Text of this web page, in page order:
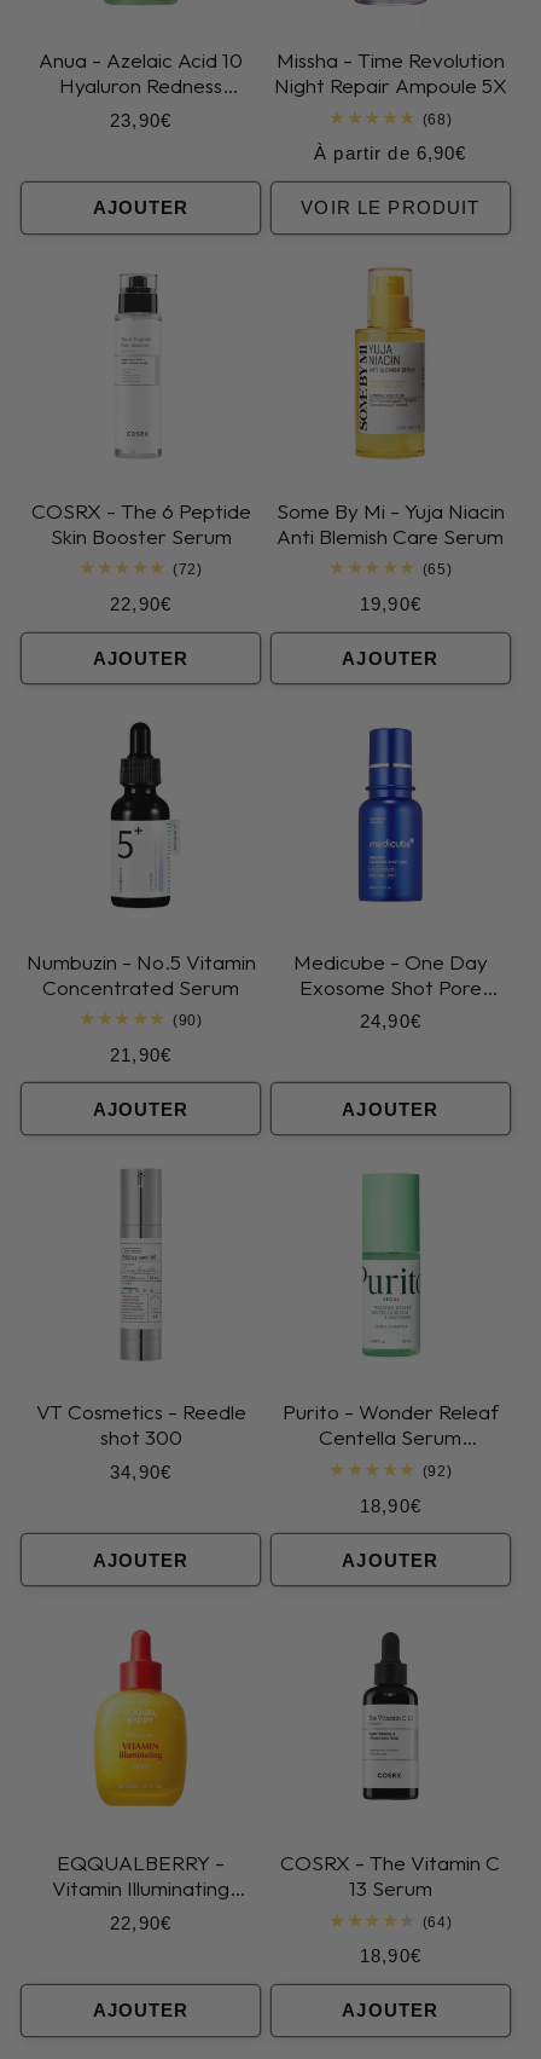
Anua - Azelaic Acid 10
Hyaluron Redness
Soothing Serum
Prix
23,90€
AJOUTER
Missha - Time Revolution
Night Repair Ampoule 5X
(68)68
des
Prix
habituel
À partir de 6,90€
VOIR LE PRODUIT
COSRX - The 6 Peptide
Skin Booster Serum
(72)72
Prix
habituel
22,90€
AJOUTER
Some By Mi - Yuja Niacin
Anti Blemish Care Serum
(65)65
Prix
habituel
19,90€
AJOUTER
Numbuzin - No.5 Vitamin
Concentrated Serum
(90)90
Prix
habituel
21,90€
AJOUTER
Medicube - One Day
Exosome Shot Pore
Ampoule 7500
Prix
24,90€
AJOUTER
VT Cosmetics - Reedle
shot 300
Prix
34,90€
AJOUTER
Purito - Wonder Releaf
Centella Serum
Unscented
(92)92
Prix
habituel
18,90€
AJOUTER
EQQUALBERRY -
Vitamin Illuminating
Serum
Prix
22,90€
AJOUTER
COSRX - The Vitamin C
13 Serum
(64)
Prix
habituel
18,90€
AJOUTER